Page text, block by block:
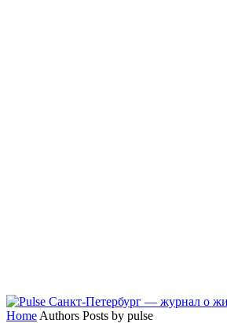
Home Authors Posts by pulse